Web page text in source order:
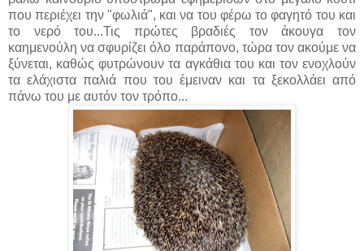
που περιέχει την "φωλιά", και να του φέρω το φαγητό του και
το νερό του...Τις πρώτες βραδιές τον άκουγα τον
καημενούλη να σφυρίζει όλο παράπονο, τώρα τον ακούμε να
ξύνεται, καθώς φυτρώνουν τα αγκάθια του και τον ενοχλούν
τα ελάχιστα παλιά που του έμειναν και τα ξεκολλάει από
πάνω του με αυτόν τον τρόπο...